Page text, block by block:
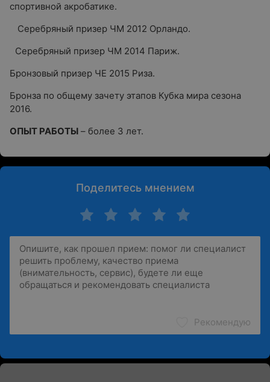
спортивной акробатике.
Серебряный призер ЧМ 2012 Орландо.
Серебряный призер ЧМ 2014 Париж.
Бронзовый призер ЧЕ 2015 Риза.
Бронза по общему зачету этапов Кубка мира сезона
2016.
ОПЫТ РАБОТЫ – более 3 лет.
Поделитесь мнением
Рекомендую